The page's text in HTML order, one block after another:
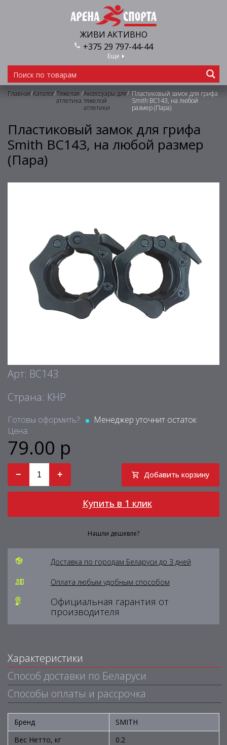
ЖИВИ АКТИВНО
+375 29 797-44-44
Еще
Главная/Каталог/Тяжелая
атлетика
/Аксессуары для
тяжелой
атлетики
/ Пластиковый замок для грифа
Smith BC143, на любой
размер (Пара)
Пластиковый замок для грифа
Smith BC143, на любой размер
(Пара)
Арт: BC143
Страна: КНР
Готовы оформить?:
Менеджер уточнит остаток
Цена:
79.00 р
− + Добавить корзину
Купить в 1 клик
Нашли дешевле?
Доставка по городам Беларуси до 3 дней
Оплата любым удобным способом
Официальная гарантия от
производителя
Характеристики
Способ доставки по Беларуси
Способы оплаты и рассрочка
Бренд
SMITH
Вес Нетто, кг
0.2